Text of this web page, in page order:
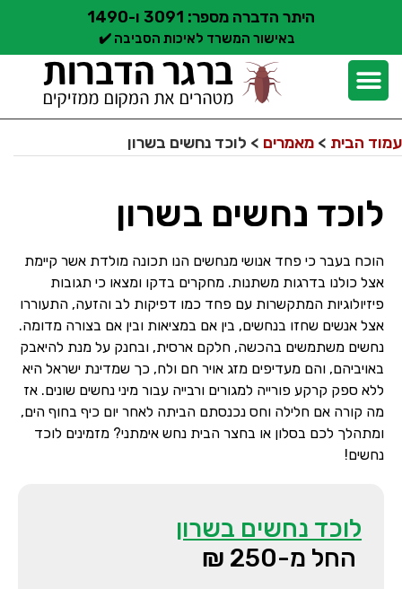
היתר הדברה מספר: 3091 ו-1490
באישור המשרד לאיכות הסביבה ✔️
עמוד הבית > מאמרים > לוכד נחשים בשרון
לוכד נחשים בשרון
הוכח בעבר כי פחד אנושי מנחשים הנו תכונה מולדת אשר קיימת
אצל כולנו בדרגות משתנות. מחקרים בדקו ומצאו כי תגובות
פיזיולוגיות המתקשרות עם פחד כמו דפיקות לב והזעה, התעוררו
אצל אנשים שחזו בנחשים, בין אם במציאות ובין אם בצורה מדומה.
נחשים משתמשים בהכשה, חלקם ארסית, ובחנק על מנת להיאבק
באויביהם, והם מעדיפים מזג אויר חם ולח, כך שמדינת ישראל היא
ללא ספק קרקע פורייה למגורים ורבייה עבור מיני נחשים שונים. אז
מה קורה אם חלילה וחס נכנסתם הביתה לאחר יום כיף בחוף הים,
ומתהלך לכם בסלון או בחצר הבית נחש אימתני? מזמינים לוכד
נחשים!
לוכד נחשים בשרון
החל מ-250 ₪